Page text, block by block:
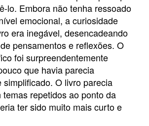
lo. Embora não tenha ressoado
emocional, a curiosidade
era inegável, desencadeando
pensamentos e reflexões. O
foi surpreendentemente
que havia parecia
simplificado. O livro parecia
temas repetidos ao ponto da
ter sido muito mais curto e